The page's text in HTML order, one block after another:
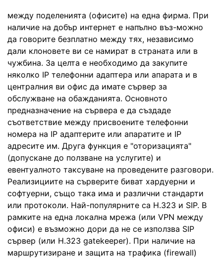
между поделенията (офисите) на една фирма. При
наличие на добър интернет е напълно въз-можно
да говорите безплатно между тях, независимо
дали клоновете ви се намират в страната или в
чужбина. За целта е необходимо да закупите
няколко IP телефонни адаптера или апарата и в
централния ви офис да имате сървер за
обслужване на обажданията. Основното
предназначение на сървера е да създаде
съответствие между присвоените телефонни
номера на IP адаптерите или апаратите и IP
адресите им. Друга функция е "оторизацията"
(допускане до ползване на услугите) и
евентуалното таксуване на проведените разговори.
Реализициите на сърверите биват хардуерни и
софтуерни, също така има и различни стандарти
или протоколи. Най-популярните са H.323 и SIP. В
рамките на една локална мрежа (или VPN между
офиси) е възможно дори да не се използва SIP
сървер (или H.323 gatekeeper). При наличие на
маршрутизиране и защита на трафика (firewall)